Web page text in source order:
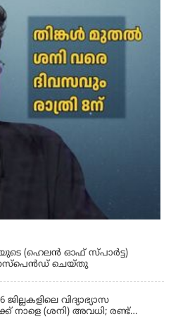
(ഹെലൻ ഓഫ് സ്പാർട്ട)
ചെയ്തു
വിദ്യാഭ്യാസ
(ശനി) അവധി; രണ്ട്